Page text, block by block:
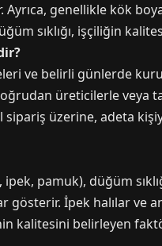
genellikle kök
sıklığı, işçiliğin
ve belirli günlerde
üreticilerle veya
sipariş üzerine, adeta
pamuk), düğüm
gösterir. İpek halılar
kalitesini belirleyen